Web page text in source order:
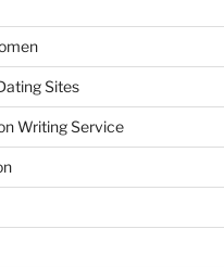
Sites
Writing Service